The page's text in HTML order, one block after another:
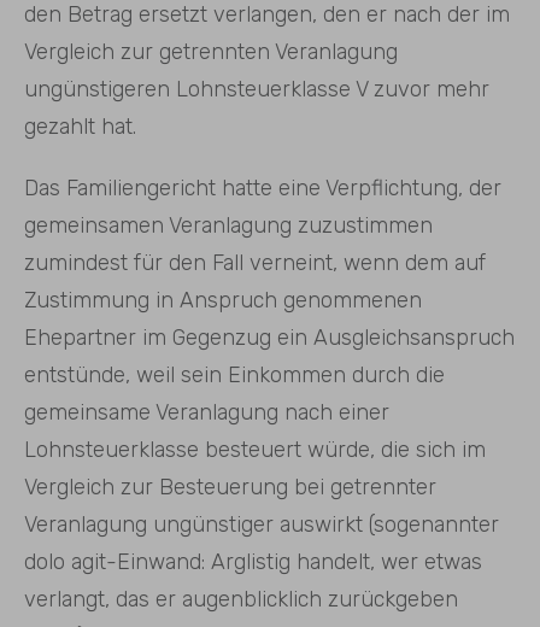
den Betrag ersetzt verlangen, den er nach der im
Vergleich zur getrennten Veranlagung
ungünstigeren Lohnsteuerklasse V zuvor mehr
gezahlt hat.
Das Familiengericht hatte eine Verpflichtung, der
gemeinsamen Veranlagung zuzustimmen
zumindest für den Fall verneint, wenn dem auf
Zustimmung in Anspruch genommenen
Ehepartner im Gegenzug ein Ausgleichsanspruch
entstünde, weil sein Einkommen durch die
gemeinsame Veranlagung nach einer
Lohnsteuerklasse besteuert würde, die sich im
Vergleich zur Besteuerung bei getrennter
Veranlagung ungünstiger auswirkt (sogenannter
dolo agit-Einwand: Arglistig handelt, wer etwas
verlangt, das er augenblicklich zurückgeben